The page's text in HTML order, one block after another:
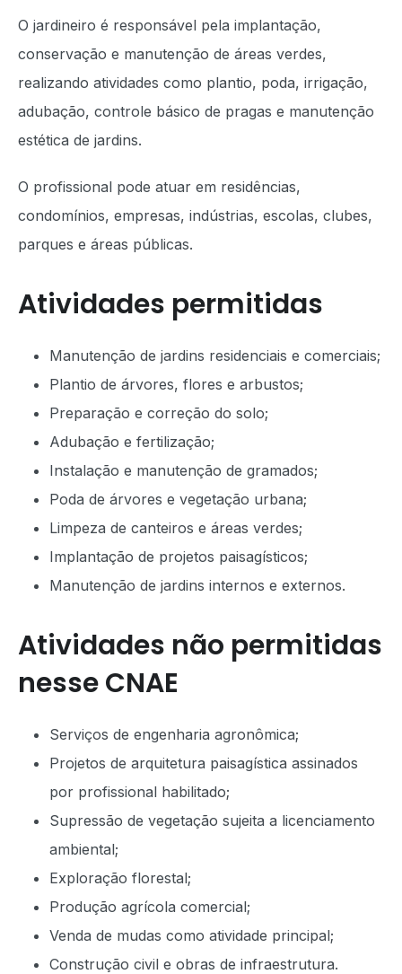
O jardineiro é responsável pela implantação,
conservação e manutenção de áreas verdes,
realizando atividades como plantio, poda, irrigação,
adubação, controle básico de pragas e manutenção
estética de jardins.
O profissional pode atuar em residências,
condomínios, empresas, indústrias, escolas, clubes,
parques e áreas públicas.
Atividades permitidas
Manutenção de jardins residenciais e comerciais;
Plantio de árvores, flores e arbustos;
Preparação e correção do solo;
Adubação e fertilização;
Instalação e manutenção de gramados;
Poda de árvores e vegetação urbana;
Limpeza de canteiros e áreas verdes;
Implantação de projetos paisagísticos;
Manutenção de jardins internos e externos.
Atividades não permitidas
nesse CNAE
Serviços de engenharia agronômica;
Projetos de arquitetura paisagística assinados
por profissional habilitado;
Supressão de vegetação sujeita a licenciamento
ambiental;
Exploração florestal;
Produção agrícola comercial;
Venda de mudas como atividade principal;
Construção civil e obras de infraestrutura.